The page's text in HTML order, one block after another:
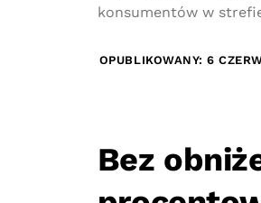
konsumentów w
OPUBLIKOWANY: 6
Bez